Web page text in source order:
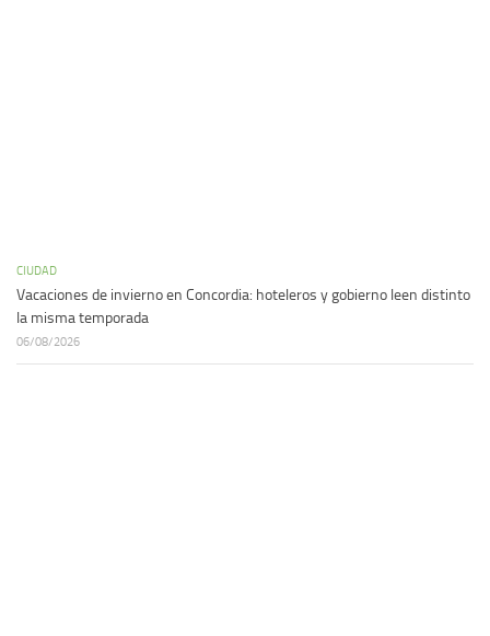
CIUDAD
Vacaciones de invierno en Concordia: hoteleros y gobierno leen distinto
la misma temporada
06/08/2026